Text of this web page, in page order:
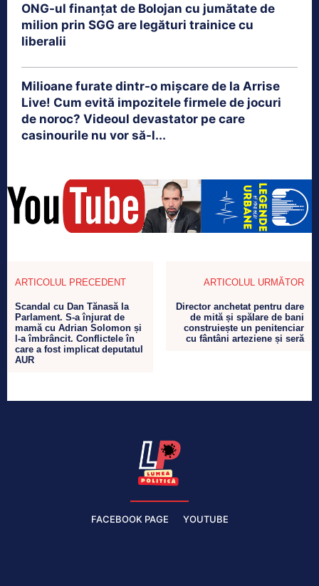
ONG-ul finanțat de Bolojan cu jumătate de
milion prin SGG are legături trainice cu
liberalii
Milioane furate dintr-o mișcare de la Arrise
Live! Cum evită impozitele firmele de jocuri
de noroc? Videoul devastator pe care
casinourile nu vor să-l...
ARTICOLUL PRECEDENT
Scandal cu Dan Tănasă la
Parlament. S-a înjurat de
mamă cu Adrian Solomon și
l-a îmbrâncit. Conflictele în
care a fost implicat deputatul
AUR
ARTICOLUL URMĂTOR
Director anchetat pentru dare
de mită și spălare de bani
construiește un penitenciar
cu fântâni arteziene și seră
FACEBOOK PAGE YOUTUBE